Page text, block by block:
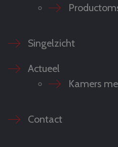
Singelzicht
Actueel
Kamers
Contact